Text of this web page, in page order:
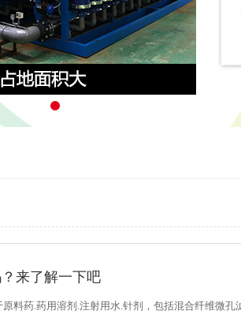
来了解一下吧
料药.药用溶剂.注射用水.针剂，包括混合纤维微